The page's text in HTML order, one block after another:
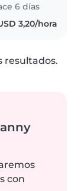
6 días
3,20/hora
resultados.
con